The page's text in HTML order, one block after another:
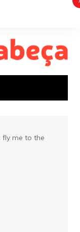
fly me to the